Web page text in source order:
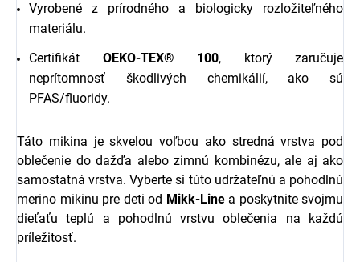
Vyrobené z prírodného a biologicky rozložiteľného
materiálu.
Certifikát OEKO-TEX® 100, ktorý zaručuje
neprítomnosť škodlivých chemikálií, ako sú
PFAS/fluoridy.
Táto mikina je skvelou voľbou ako stredná vrstva pod
oblečenie do dažďa alebo zimnú kombinézu, ale aj ako
samostatná vrstva. Vyberte si túto udržateľnú a pohodlnú
merino mikinu pre deti od Mikk-Linea poskytnite svojmu
dieťaťu teplú a pohodlnú vrstvu oblečenia na každú
príležitosť.